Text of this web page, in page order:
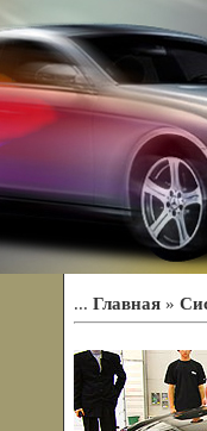
... Главная »